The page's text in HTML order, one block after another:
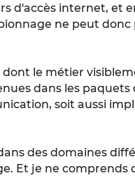
d'accès internet, et
ne peut donc
le métier
dans les paquets
soit aussi
des domaines
Et je ne comprends